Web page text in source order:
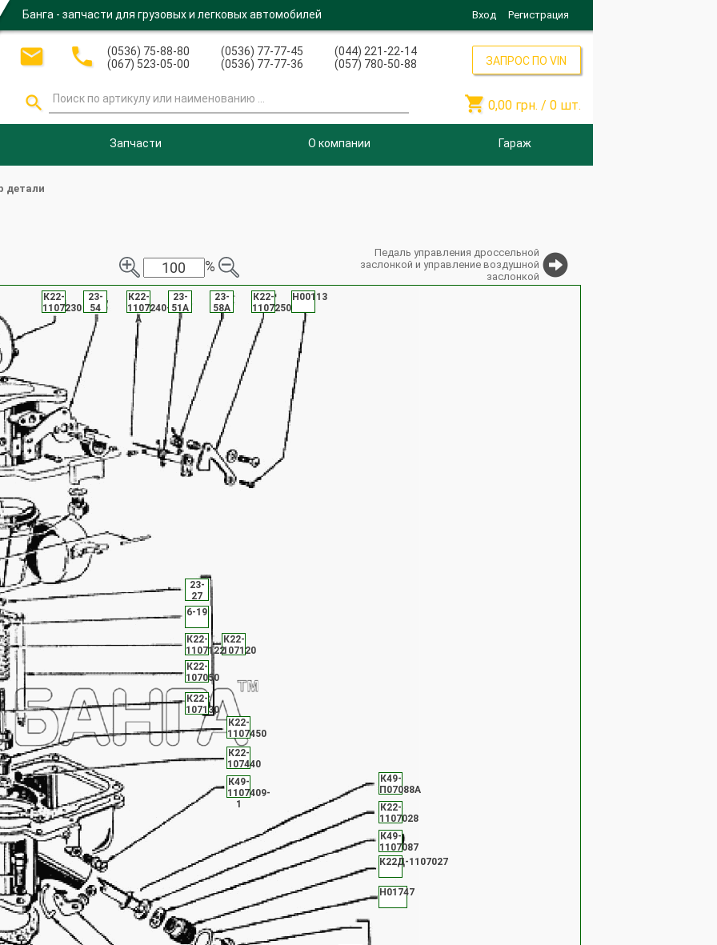
Банга - запчасти для грузовых и легковых автомобилей Вход Регистрация
 
(0536) 75-88-80
(067) 523-05-00
(0536) 77-77-45
(0536) 77-77-36
(044) 221-22-14
(057) 780-50-88

ЗАПРОС ПО VIN
 0,00 грн. / 0 шт.
Запчасти О компании Гараж
детали
%
Педаль управления дроссельной
заслонкой и управление воздушной
заслонкой
К22-
1107230
23-
54
К22-
1107240-
А
23-
51А
23-
58А
К22-
1107250
Н00113
К22-
107120
23-
27
6-19
К22-
1107122
К22-
107050
К22-
107130
К22-
1107450
К22-
107440
К49-
1107409-
1
К49-
П07088А
К22-
1107028
К49-
1107087
К22Д-1107027
Н01747